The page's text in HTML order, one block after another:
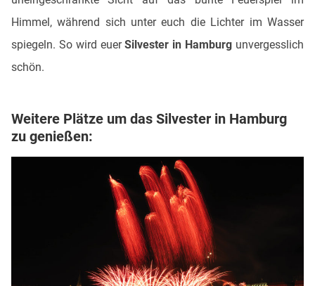
Himmel, während sich unter euch die Lichter im Wasser
spiegeln. So wird euerSilvester in Hamburg unvergesslich
schön.
Weitere Plätze um das Silvester in Hamburg
zu genießen: